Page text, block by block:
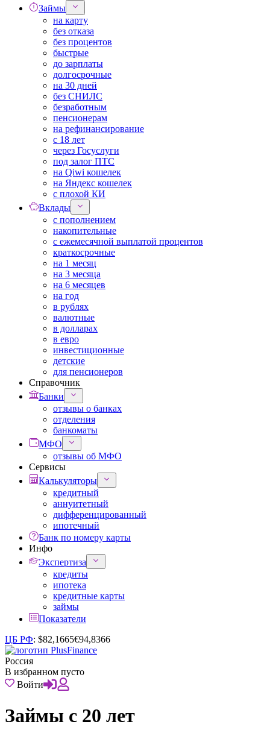
Займы
на карту
без отказа
без процентов
быстрые
до зарплаты
долгосрочные
на 30 дней
без СНИЛС
безработным
пенсионерам
на рефинансирование
с 18 лет
через Госуслуги
под залог ПТС
на Qiwi кошелек
на Яндекс кошелек
с плохой КИ
Вклады
с пополнением
накопительные
с ежемесячной выплатой процентов
краткосрочные
на 1 месяц
на 3 месяца
на 6 месяцев
на год
в рублях
валютные
в долларах
в евро
инвестиционные
детские
для пенсионеров
Справочник
Банки
отзывы о банках
отделения
банкоматы
МФО
отзывы об МФО
Сервисы
Калькуляторы
кредитный
аннуитетный
дифференцированный
ипотечный
Банк по номеру карты
Инфо
Экспертиза
кредиты
ипотека
кредитные карты
займы
Показатели
ЦБ РФ: $82,1665€94,8366
Россия
В избранном пусто
Войти
Займы с 20 лет